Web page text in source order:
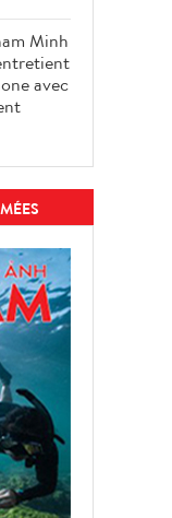
Minh
avec